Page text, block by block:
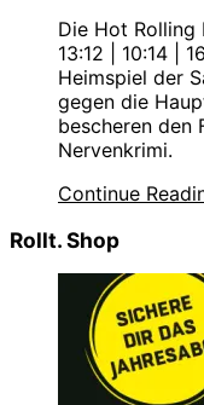
Die Hot Rolling
13:12 | 10:14 |
Heimspiel der
gegen die
bescheren den
Nervenkrimi.
Continue
Rollt. Shop